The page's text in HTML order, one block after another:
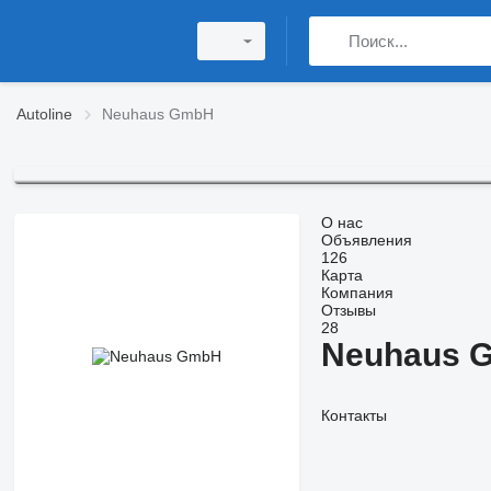
Autoline Neuhaus GmbH
О нас
Объявления
126
Карта
Компания
Отзывы
28
Neuhaus
Контакты